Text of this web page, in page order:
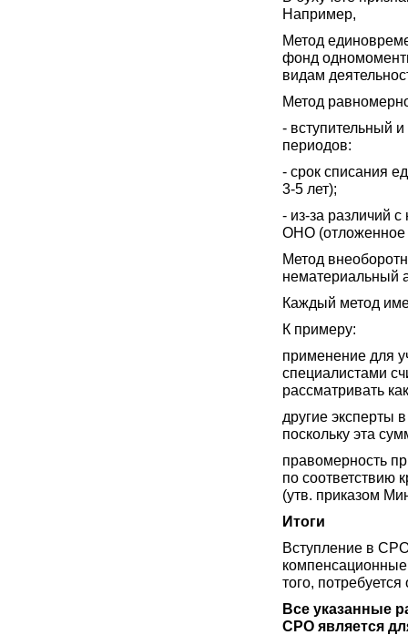
Например,
Метод
фонд
видам
Метод
- вступительный
периодов:
- срок списания
3-5 лет);
- из-за различий
ОНО (отложенное
Метод
нематериальный
Каждый метод
К примеру:
применение для
специалистами
рассматривать
другие эксперты
поскольку эта
правомерность
по соответствию
(утв. приказом
Итоги
Вступление в
того,
Все указанные
СРО является